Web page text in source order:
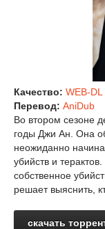
Качество: WEB-
Перевод: AniDub
Во втором сезоне
годы Джи Ан. Она
неожиданно
убийств и
собственное
решает выяснить,
скачать